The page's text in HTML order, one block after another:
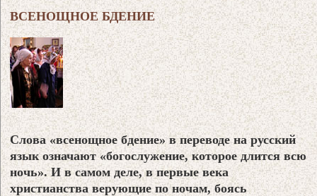
ВСЕНОЩНОЕ БДЕНИЕ
Слова «всенощное бдение» в переводе на русский
язык означают «богослужение, которое длится всю
ночь». И в самом деле, в первые века
христианства верующие по ночам, боясь